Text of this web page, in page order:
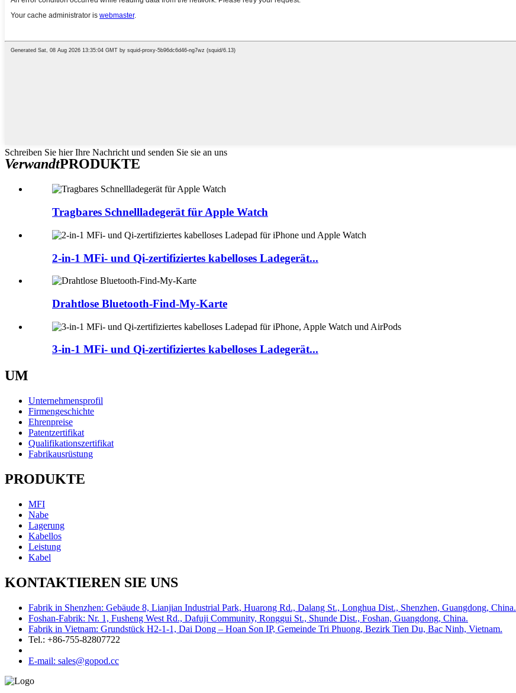
Schreiben Sie hier Ihre Nachricht und senden Sie sie an uns
VerwandtPRODUKTE
Tragbares Schnellladegerät für Apple Watch
2-in-1 MFi- und Qi-zertifiziertes kabelloses Ladegerät...
Drahtlose Bluetooth-Find-My-Karte
3-in-1 MFi- und Qi-zertifiziertes kabelloses Ladegerät...
UM
Unternehmensprofil
Firmengeschichte
Ehrenpreise
Patentzertifikat
Qualifikationszertifikat
Fabrikausrüstung
PRODUKTE
MFI
Nabe
Lagerung
Kabellos
Leistung
Kabel
KONTAKTIEREN SIE UNS
Fabrik in Shenzhen: Gebäude 8, Lianjian Industrial Park, Huarong Rd., Dalang St., Longhua Dist., Shenzhen, Guangdong, China.
Foshan-Fabrik: Nr. 1, Fusheng West Rd., Dafuji Community, Ronggui St., Shunde Dist., Foshan, Guangdong, China.
Fabrik in Vietnam: Grundstück H2-1-1, Dai Dong – Hoan Son IP, Gemeinde Tri Phuong, Bezirk Tien Du, Bac Ninh, Vietnam.
Tel.: +86-755-82807722
E-mail: sales@gopod.cc